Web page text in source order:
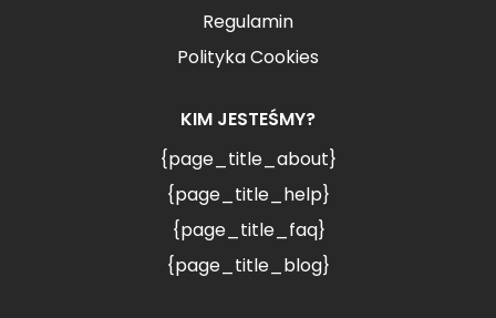
Regulamin
Polityka Cookies
KIM JESTEŚMY?
{page_title_about}
{page_title_help}
{page_title_faq}
{page_title_blog}